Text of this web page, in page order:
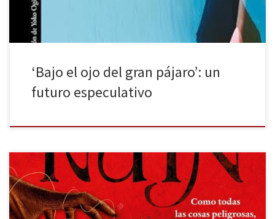
‘Bajo el ojo del gran pájaro’: un
futuro especulativo
Eternal ruin es la segunda entrega de la saga Immortal dark de
Tigest Girma, publicada por Alfaguara. Los libros son pequeños